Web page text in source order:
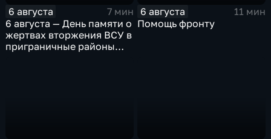
6 августа
7 мин
6 августа — День памяти о
жертвах вторжения ВСУ в
приграничные районы
6 августа
11 мин
Помощь фронту